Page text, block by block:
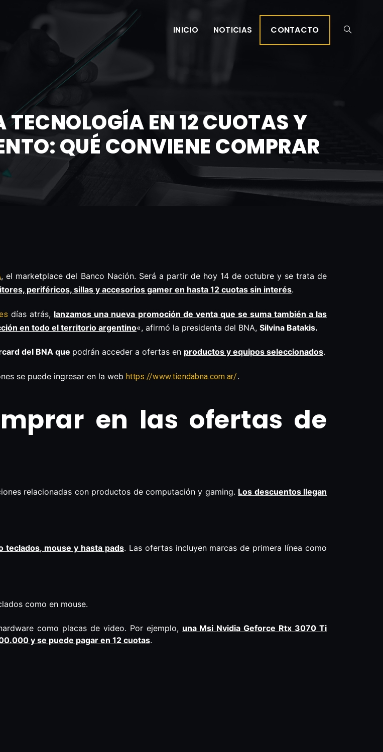
INICIO NOTICIAS CONTACTO
TECNOLOGÍA EN 12 CUOTAS Y
QUÉ CONVIENE COMPRAR
, el marketplace del Banco Nación. Será a partir de hoy 14 de octubre y se trata de
periféricos, sillas y accesorios gamer en hasta 12 cuotas sin interés.
días atrás, lanzamos una nueva promoción de venta que se suma también a las
en todo el territorio argentino«, afirmó la presidenta del BNA, Silvina Batakis.
del BNA que podrán acceder a ofertas en productos y equipos seleccionados.
se puede ingresar en la web https://www.tiendabna.com.ar/.
en las ofertas de
relacionadas con productos de computación y gaming. Los descuentos llegan
mouse y hasta pads. Las ofertas incluyen marcas de primera línea como
como en mouse.
como placas de video. Por ejemplo, una Msi Nvidia Geforce Rtx 3070 Ti
y se puede pagar en 12 cuotas.